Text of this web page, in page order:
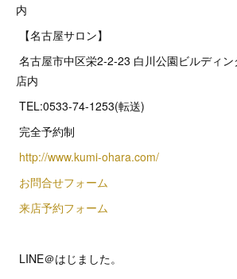
内
【名古屋サロン】
名古屋市中区栄2‐2‐23 白川公園ビルディ
店内
TEL:0533-74-1253(転送)
完全予約制
http://www.kumi-ohara.com/
お問合せフォーム
来店予約フォーム
LINE＠はじました。